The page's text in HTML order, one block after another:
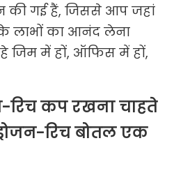
की गई हैं, जिससे आप जहां
के लाभों का आनंद लेना
जिम में हों, ऑफिस में हों,
रिच कप रखना चाहते
रिच बोतल एक